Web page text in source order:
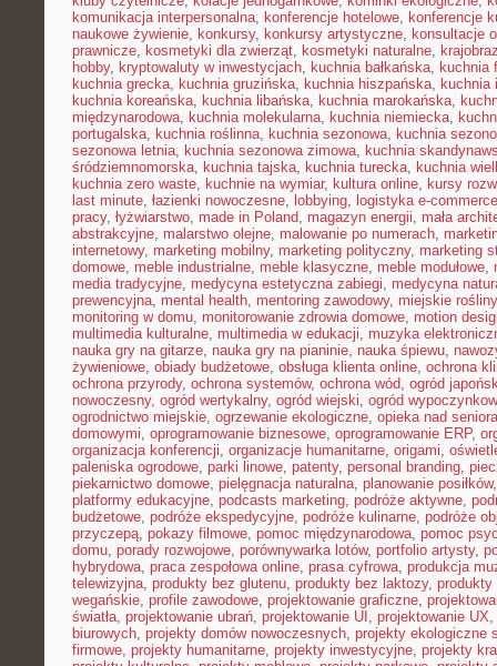
komunikacja interpersonalna, konferencje hotelowe, konferencje
naukowe żywienie, konkursy, konkursy artystyczne, konsultacje
prawnicze, kosmetyki dla zwierząt, kosmetyki naturalne,
hobby, kryptowaluty w inwestycjach, kuchnia bałkańska, kuchnia
kuchnia grecka, kuchnia gruzińska, kuchnia hiszpańska, kuchnia
kuchnia koreańska, kuchnia libańska, kuchnia marokańska,
międzynarodowa, kuchnia molekularna, kuchnia niemiecka,
portugalska, kuchnia roślinna, kuchnia sezonowa, kuchnia
sezonowa letnia, kuchnia sezonowa zimowa, kuchnia
śródziemnomorska, kuchnia tajska, kuchnia turecka, kuchnia
kuchnia zero waste, kuchnie na wymiar, kultura online, kursy
last minute, łazienki nowoczesne, lobbying, logistyka e-commerce
pracy, łyżwiarstwo, made in Poland, magazyn energii, mała
abstrakcyjne, malarstwo olejne, malowanie po numerach,
internetowy, marketing mobilny, marketing polityczny, marketing
domowe, meble industrialne, meble klasyczne, meble modułowe,
media tradycyjne, medycyna estetyczna zabiegi, medycyna
prewencyjna, mental health, mentoring zawodowy, miejskie rośliny
monitoring w domu, monitorowanie zdrowia domowe, motion
multimedia kulturalne, multimedia w edukacji, muzyka
nauka gry na gitarze, nauka gry na pianinie, nauka śpiewu,
żywieniowe, obiady budżetowe, obsługa klienta online, ochrona
ochrona przyrody, ochrona systemów, ochrona wód, ogród
nowoczesny, ogród wertykalny, ogród wiejski, ogród
ogrodnictwo miejskie, ogrzewanie ekologiczne, opieka nad
domowymi, oprogramowanie biznesowe, oprogramowanie ERP,
organizacja konferencji, organizacje humanitarne, origami,
paleniska ogrodowe, parki linowe, patenty, personal branding,
piekarnictwo domowe, pielęgnacja naturalna, planowanie posiłków
platformy edukacyjne, podcasts marketing, podróże aktywne,
budżetowe, podróże ekspedycyjne, podróże kulinarne, podróże
przyczepą, pokazy filmowe, pomoc międzynarodowa, pomoc
domu, porady rozwojowe, porównywarka lotów, portfolio artysty,
hybrydowa, praca zespołowa online, prasa cyfrowa, produkcja
telewizyjna, produkty bez glutenu, produkty bez laktozy, produkty
wegańskie, profile zawodowe, projektowanie graficzne,
światła, projektowanie ubrań, projektowanie UI , projektowanie UX,
biurowych, projekty domów nowoczesnych, projekty ekologiczne
firmowe, projekty humanitarne, projekty inwestycyjne, projekty